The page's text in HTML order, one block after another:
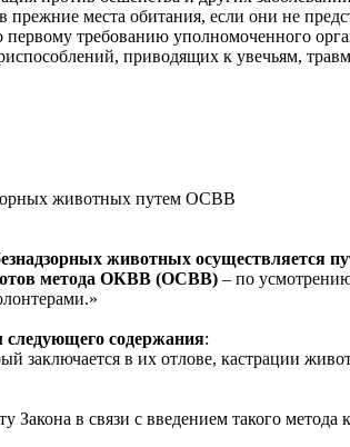
места обитания, если они не
первому требованию уполномоченного
приводящих к увечьям,
животных путем ОСВВ
животных осуществляется
метода ОКВВ (ОСВВ) – по
содержания:
заключается в их отлове, кастрации
в связи с введением такого метода